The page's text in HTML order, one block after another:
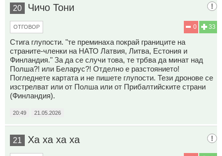
20 Чичо Тони
33
0
ОТГОВОР
Стига глупости. "те преминаха покрай границите на
страните-членки на НАТО Латвия, Литва, Естония и
Финландия." За да се случи това, те трбва да минат над
Полша?! или Беларус?! Отделно е разстоянието!
Погледнете картата и не пишете глупости. Тези дронове се
изстрелват или от Полша или от Прибалтийските страни
(Финландия).
20:49 21.05.2026
21 Ха ха ха ха